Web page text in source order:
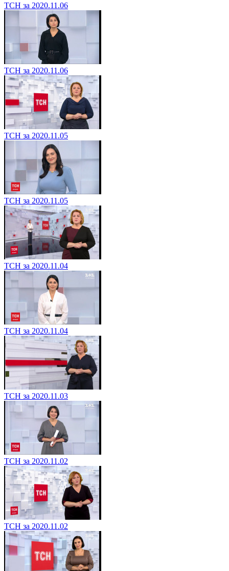
ТСН за 2020.11.06
ТСН за 2020.11.06
ТСН за 2020.11.05
ТСН за 2020.11.05
ТСН за 2020.11.04
ТСН за 2020.11.04
ТСН за 2020.11.03
ТСН за 2020.11.02
ТСН за 2020.11.02